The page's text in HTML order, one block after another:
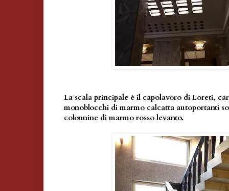
La scala principale è il capolavoro di Loreti,
monoblocchi di marmo calcatta autoportanti
colonnine di marmo rosso levanto.